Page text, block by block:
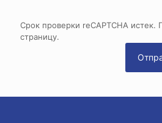
Срок проверки reCAPTCHA истек.
страницу.